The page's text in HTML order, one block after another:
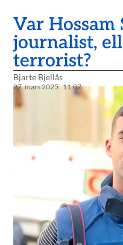
Var Hossam
journalist,
terrorist?
Bjarte Bjellås
27. mars 2025 11:07